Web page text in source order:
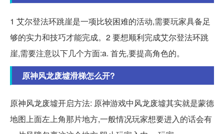
1 艾尔登法环跳崖是一项比较困难的活动,需要玩家具备足
够的实力和技巧才能完成。2 要想顺利完成艾尔登法环跳
崖,需要注意以下几个方面:a. 首先,要提高角色的。
原神风龙废墟滑梯怎么开?
原神风龙废墟开启方法: 原神游戏中风龙废墟其实就是蒙德
地图上面左上角那片地方,一般情况玩家想要进入的话会有